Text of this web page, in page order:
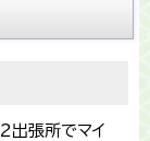
張所でマイ